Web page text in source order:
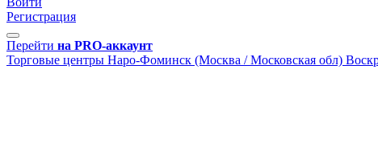
Регистрация
Перейти на PRO-аккаунт
Торговые центры Наро-Фоминск (Москва / Московская обл)